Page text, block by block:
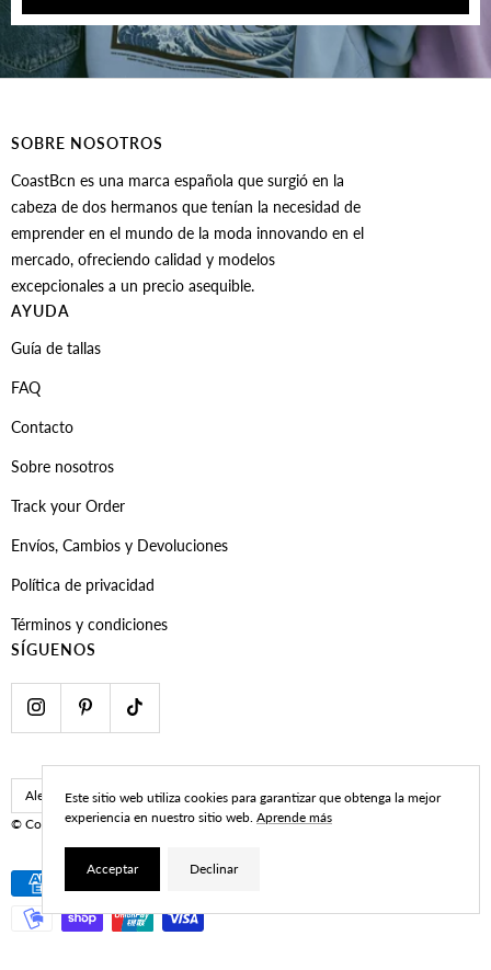
SOBRE NOSOTROS
CoastBcn es una marca española que surgió en la
cabeza de dos hermanos que tenían la necesidad de
emprender en el mundo de la moda innovando en el
mercado, ofreciendo calidad y modelos
excepcionales a un precio asequible.
AYUDA
Guía de tallas
FAQ
Contacto
Sobre nosotros
Track your Order
Envíos, Cambios y Devoluciones
Política de privacidad
Términos y condiciones
SÍGUENOS
País/región
Alemania (EUR €) Idioma
Español
© CoastBcn Developed by Navy Marketing
Este sitio web utiliza cookies para garantizar que obtenga la mejor
experiencia en nuestro sitio web. Aprende más
Acceptar Declinar